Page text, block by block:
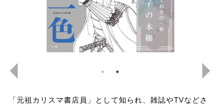
「元祖カリスマ書店員」として知られ、雑誌やTVなどさ